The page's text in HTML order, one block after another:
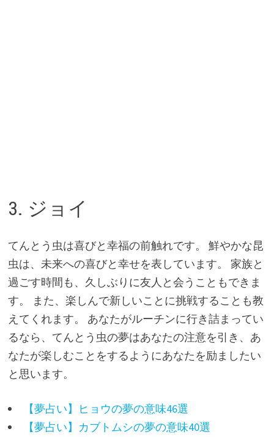
3. ジョイ
てんとう虫は喜びと幸福の前触れです。 鮮やかな昆
虫は、未来への喜びと幸せを表しています。 家族と
過ごす時間も、久しぶりに友人と会うこともできま
す。 また、楽しんで新しいことに挑戦することも教
えてくれます。 あなたがルーチンに行き詰まってい
るなら、てんとう虫の夢はあなたの注意を引き、あ
なたが楽しむことをするようにあなたを励ましたい
と思います。
【夢占い】ヒョウの夢の意味46選
【夢占い】カブトムシの夢の意味40選